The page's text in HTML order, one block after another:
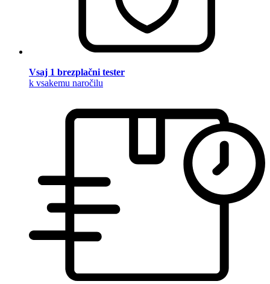
Vsaj 1 brezplačni tester
k vsakemu naročilu